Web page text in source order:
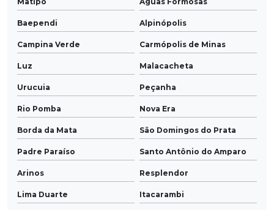
Baependi Alpinópolis
Campina Verde Carmópolis de Minas
Luz Malacacheta
Urucuia Peçanha
Rio Pomba Nova Era
Borda da Mata São Domingos do Prata
Padre Paraíso Santo Antônio do Amparo
Arinos Resplendor
Lima Duarte Itacarambi